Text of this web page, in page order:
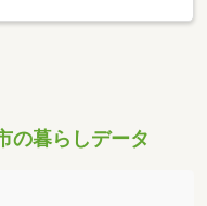
の暮らしデータ